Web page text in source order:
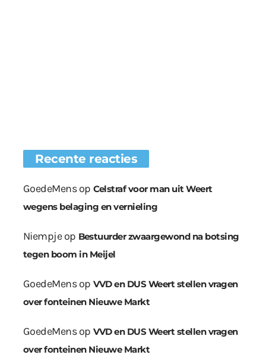
Recente reacties
GoedeMensop Celstraf voor man uit Weert
wegens belaging en vernieling
Niempjeop Bestuurder zwaargewond na botsing
tegen boom in Meijel
GoedeMensop VVD en DUS Weert stellen vragen
over fonteinen Nieuwe Markt
GoedeMensop VVD en DUS Weert stellen vragen
over fonteinen Nieuwe Markt